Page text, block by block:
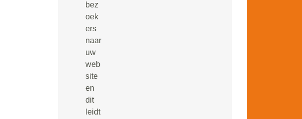
bez
oek
ers
naar
uw
web
site
en
dit
leidt